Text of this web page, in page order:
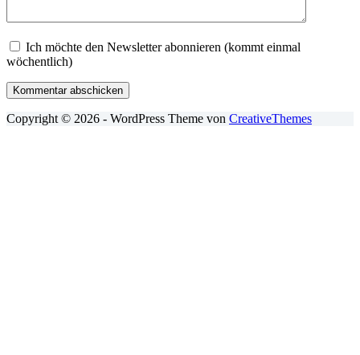
Ich möchte den Newsletter abonnieren (kommt einmal
wöchentlich)
Kommentar abschicken
Copyright © 2026 - WordPress Theme von CreativeThemes